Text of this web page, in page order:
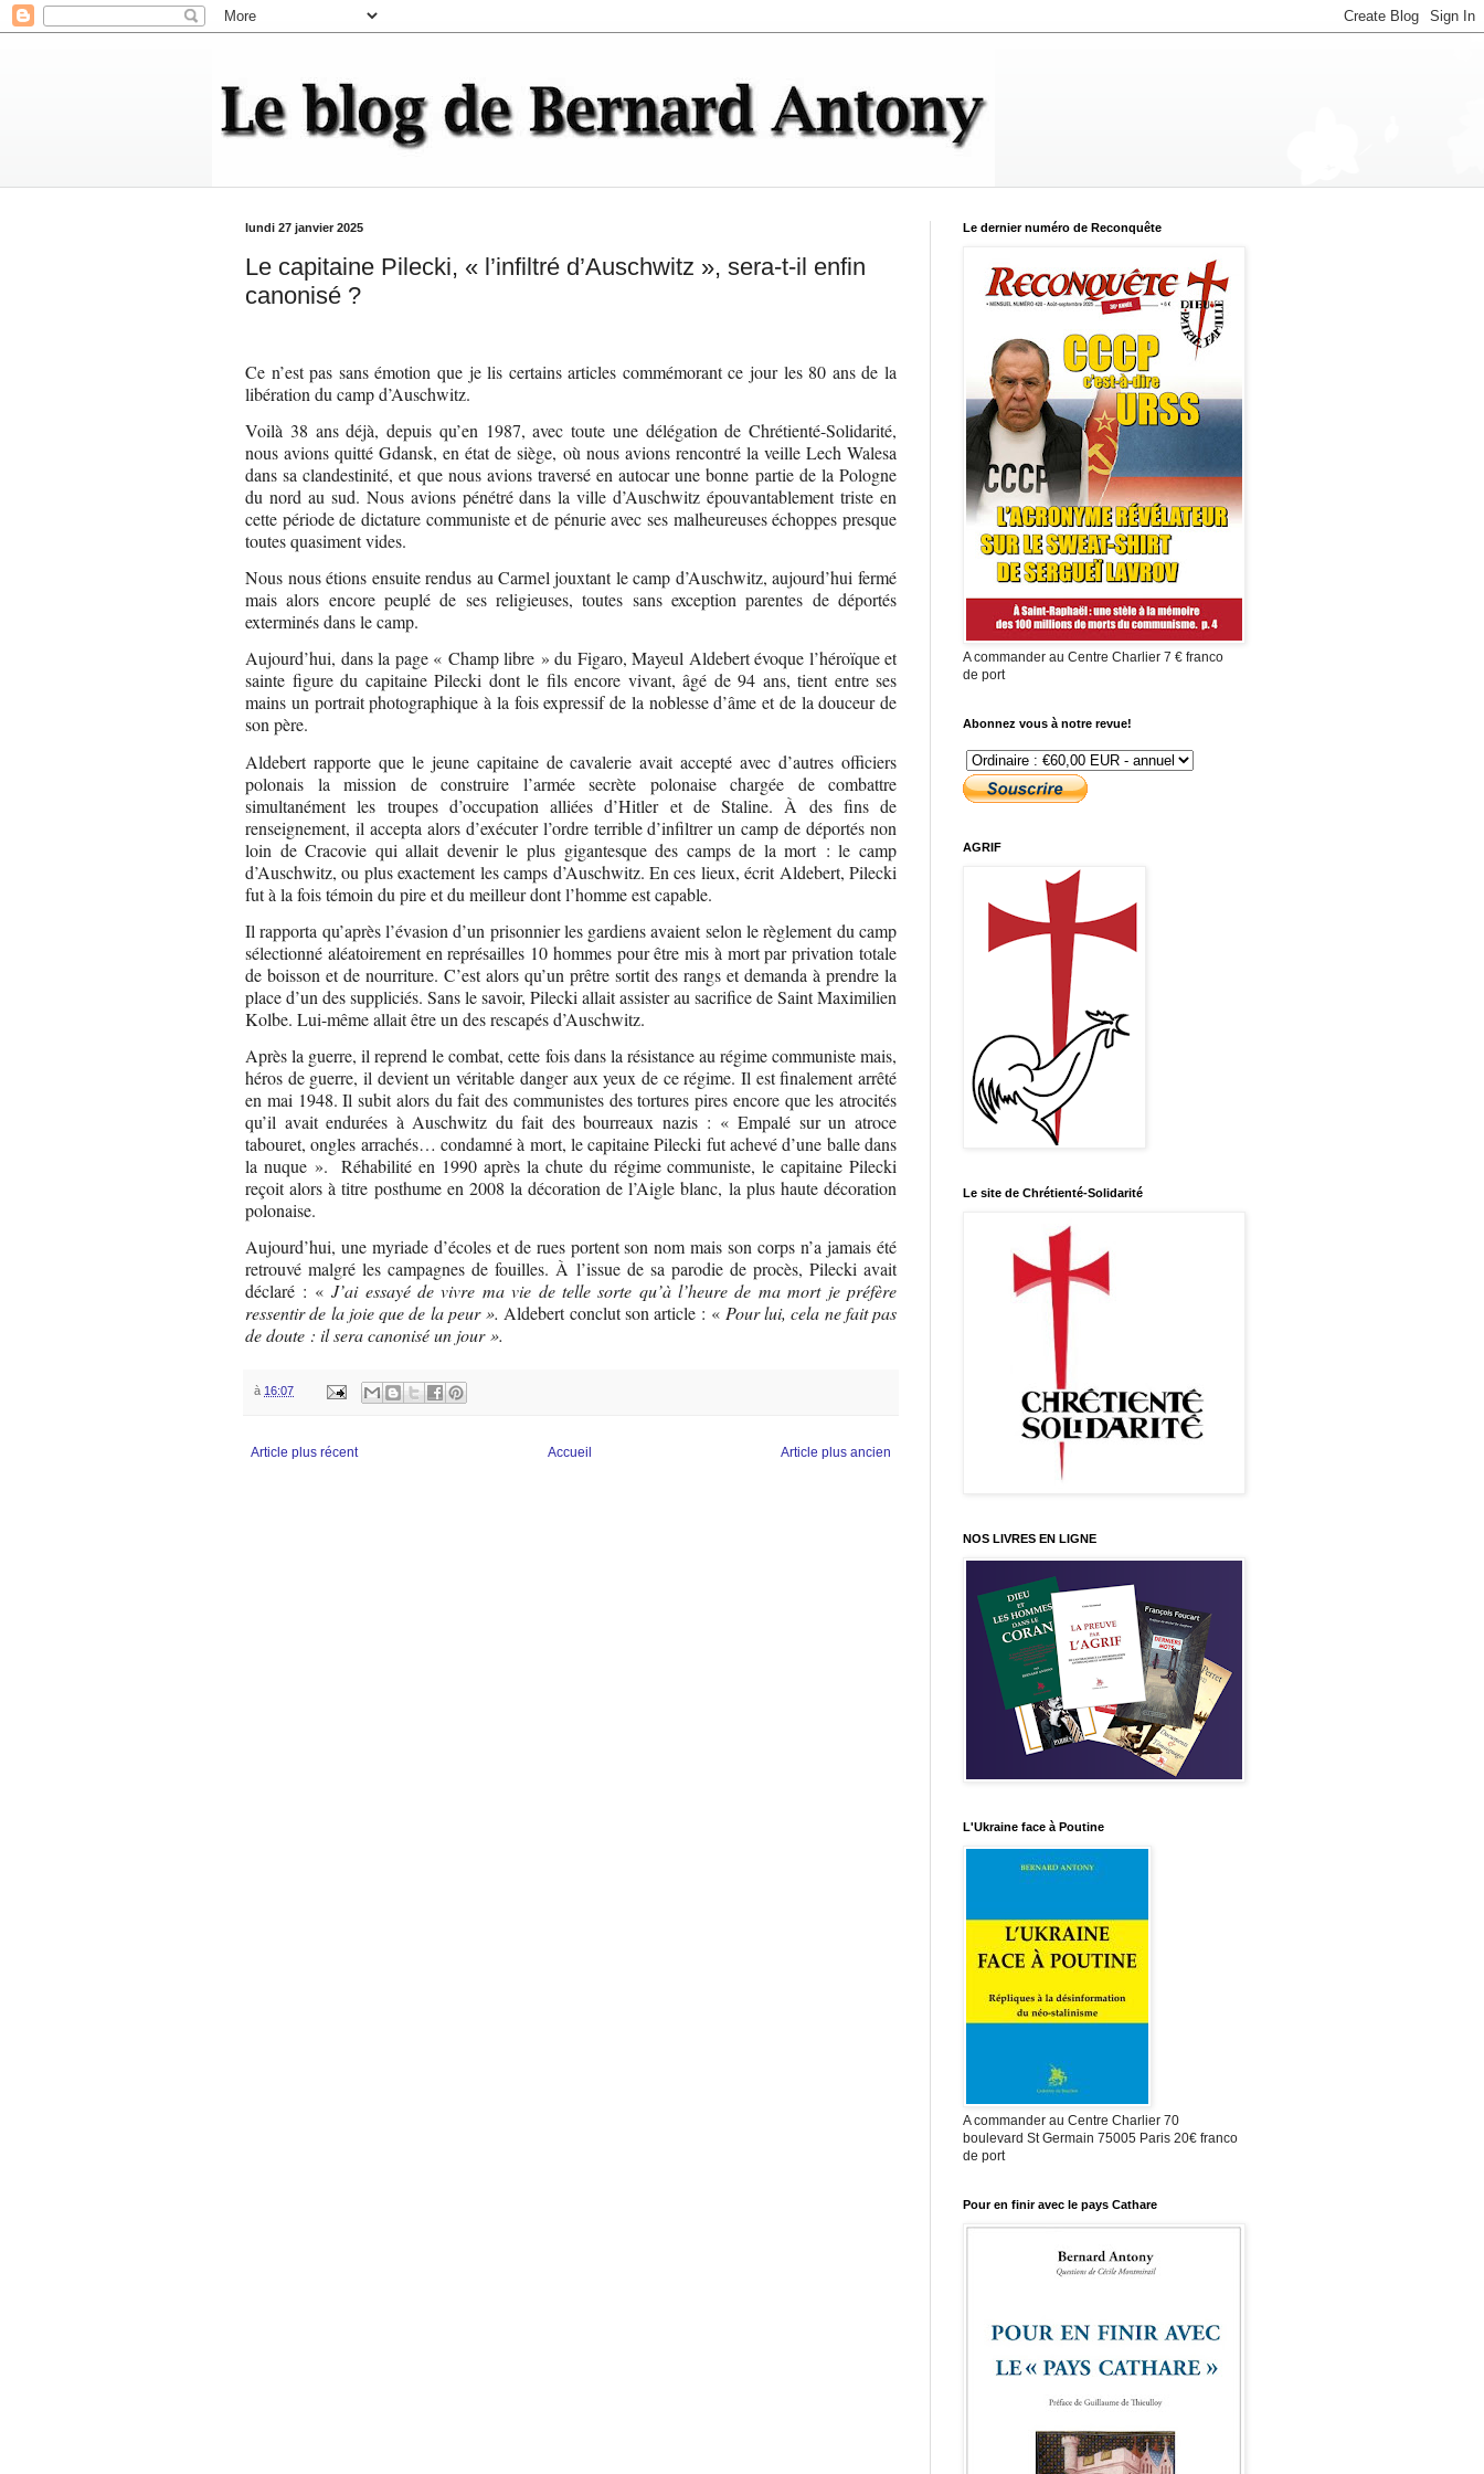
lundi 27 janvier 2025
Le capitaine Pilecki, « l’infiltré d’Auschwitz », sera-t-il enfin
canonisé ?
Ce n’est pas sans émotion que je lis certains articles commémorant ce jour les 80 ans de la
libération du camp d’Auschwitz.
Voilà 38 ans déjà, depuis qu’en 1987, avec toute une délégation de Chrétienté-Solidarité,
nous avions quitté Gdansk, en état de siège, où nous avions rencontré la veille Lech Walesa
dans sa clandestinité, et que nous avions traversé en autocar une bonne partie de la Pologne
du nord au sud. Nous avions pénétré dans la ville d’Auschwitz épouvantablement triste en
cette période de dictature communiste et de pénurie avec ses malheureuses échoppes presque
toutes quasiment vides.
Nous nous étions ensuite rendus au Carmel jouxtant le camp d’Auschwitz, aujourd’hui fermé
mais alors encore peuplé de ses religieuses, toutes sans exception parentes de déportés
exterminés dans le camp.
Aujourd’hui, dans la page « Champ libre » du Figaro, Mayeul Aldebert évoque l’héroïque et
sainte figure du capitaine Pilecki dont le fils encore vivant, âgé de 94 ans, tient entre ses
mains un portrait photographique à la fois expressif de la noblesse d’âme et de la douceur de
son père.
Aldebert rapporte que le jeune capitaine de cavalerie avait accepté avec d’autres officiers
polonais la mission de construire l’armée secrète polonaise chargée de combattre
simultanément les troupes d’occupation alliées d’Hitler et de Staline. À des fins de
renseignement, il accepta alors d’exécuter l’ordre terrible d’infiltrer un camp de déportés non
loin de Cracovie qui allait devenir le plus gigantesque des camps de la mort : le camp
d’Auschwitz, ou plus exactement les camps d’Auschwitz. En ces lieux, écrit Aldebert, Pilecki
fut à la fois témoin du pire et du meilleur dont l’homme est capable.
Il rapporta qu’après l’évasion d’un prisonnier les gardiens avaient selon le règlement du camp
sélectionné aléatoirement en représailles 10 hommes pour être mis à mort par privation totale
de boisson et de nourriture. C’est alors qu’un prêtre sortit des rangs et demanda à prendre la
place d’un des suppliciés. Sans le savoir, Pilecki allait assister au sacrifice de Saint Maximilien
Kolbe. Lui-même allait être un des rescapés d’Auschwitz.
Après la guerre, il reprend le combat, cette fois dans la résistance au régime communiste mais,
héros de guerre, il devient un véritable danger aux yeux de ce régime. Il est finalement arrêté
en mai 1948. Il subit alors du fait des communistes des tortures pires encore que les atrocités
qu’il avait endurées à Auschwitz du fait des bourreaux nazis : « Empalé sur un atroce
tabouret, ongles arrachés… condamné à mort, le capitaine Pilecki fut achevé d’une balle dans
la nuque ».
Réhabilité en 1990 après la chute du régime communiste, le capitaine Pilecki
reçoit alors à titre posthume en 2008 la décoration de l’Aigle blanc, la plus haute décoration
polonaise.
Aujourd’hui, une myriade d’écoles et de rues portent son nom mais son corps n’a jamais été
retrouvé malgré les campagnes de fouilles. À l’issue de sa parodie de procès, Pilecki avait
déclaré : «J’ai essayé de vivre ma vie de telle sorte qu’à l’heure de ma mort je préfère
ressentir de la joie que de la peur ». Aldebert conclut son article : « Pour lui, cela ne fait pas
de doute : il sera canonisé un jour ».
à 16:07
Article plus récent Article plus ancien
Accueil
Le dernier numéro de Reconquête
A commander au Centre Charlier 7 € franco
de port
Abonnez vous à notre revue!
AGRIF
Le site de Chrétienté-Solidarité
NOS LIVRES EN LIGNE
L'Ukraine face à Poutine
A commander au Centre Charlier 70
boulevard St Germain 75005 Paris 20€ franco
de port
Pour en finir avec le pays Cathare